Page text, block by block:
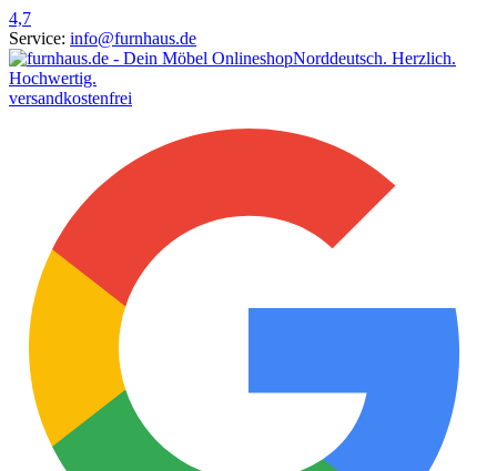
4,7
Service: info@furnhaus.de
Norddeutsch. Herzlich.
Hochwertig.
versandkostenfrei